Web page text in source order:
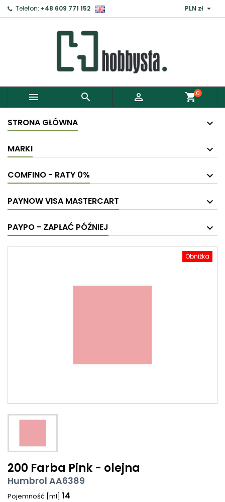
Telefon: +48 609 771 152 PLN zł 
   shopping_cart0
STRONA GŁÓWNA
MARKI
COMFINO - RATY 0%
PAYNOW VISA MASTERCART
PAYPO - ZAPŁAĆ PÓŹNIEJ
Obniżka
200 Farba Pink - olejna
Humbrol AA6389
Pojemność [ml] 14